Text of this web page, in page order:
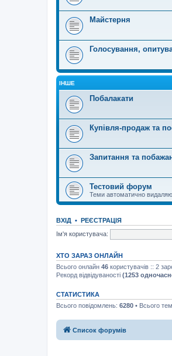
Майстерня
Голосування,
ІНШЕ
Побалакати
Купівля-продаж та
Запитання та
Тестовий форум
Теми автоматично
ВХІД • РЕЄСТРАЦІЯ
Ім'я користувача:
ХТО ЗАРАЗ ОНЛАЙН
Всього онлайн 46 користувачів :: 2
Рекорд відвідуваності (1253
СТАТИСТИКА
Всього повідомлень: 6280 • Всього
Список форумів